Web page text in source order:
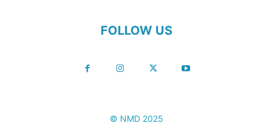
FOLLOW US
© NMD 2025